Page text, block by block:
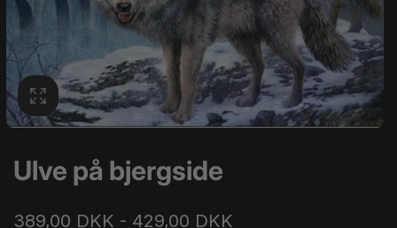
Ulve på bjergside
389,00 DKK - 429,00 DKK